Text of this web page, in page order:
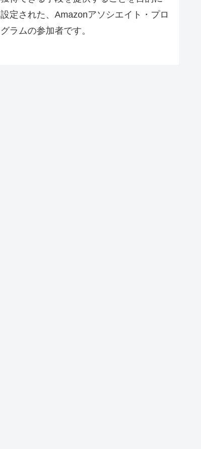
設定された、Amazonアソシエイト・プロ
グラムの参加者です。